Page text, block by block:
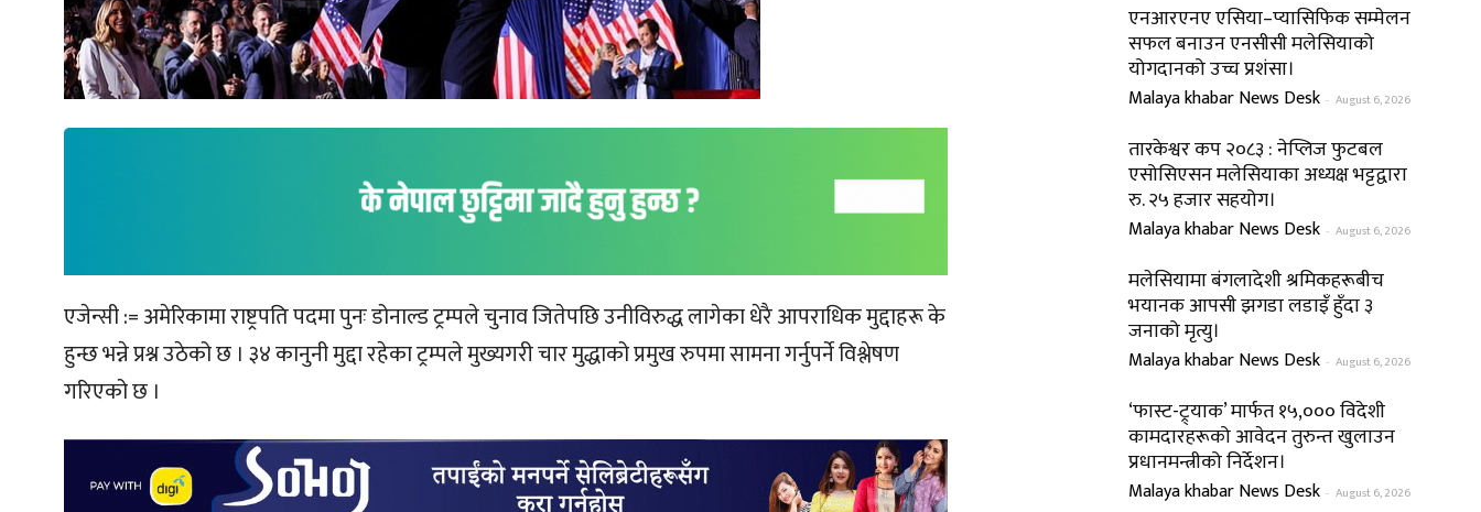
एजेन्सी := अमेरिकामा राष्ट्रपति पदमा पुनः डोनाल्ड ट्रम्पले चुनाव जितेपछि उनीविरुद्ध लागेका धेरै आपराधिक मुद्दाहरू के
हुन्छ भन्ने प्रश्न उठेको छ । ३४ कानुनी मुद्दा रहेका ट्रम्पले मुख्यगरी चार मुद्धाको प्रमुख रुपमा सामना गर्नुपर्ने विश्लेषण
गरिएको छ ।
एनआरएनए एसिया–प्यासिफिक सम्मेलन
सफल बनाउन एनसीसी मलेसियाको
योगदानको उच्च प्रशंसा।
Malaya khabar News Desk - August 6, 2026
तारकेश्वर कप २०८३ : नेप्लिज फुटबल
एसोसिएसन मलेसियाका अध्यक्ष भट्टद्वारा
रु. २५ हजार सहयोग।
Malaya khabar News Desk - August 6, 2026
मलेसियामा बंगलादेशी श्रमिकहरूबीच
भयानक आपसी झगडा लडाइँ हुँदा ३
जनाको मृत्यु।
Malaya khabar News Desk - August 6, 2026
‘फास्ट-ट्र्याक’ मार्फत १५,००० विदेशी
कामदारहरूको आवेदन तुरुन्त खुलाउन
प्रधानमन्त्रीको निर्देशन।
Malaya khabar News Desk - August 6, 2026